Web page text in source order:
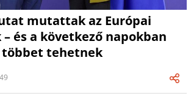
mutattak az Európai
és a következő napokban
többet tehetnek
49